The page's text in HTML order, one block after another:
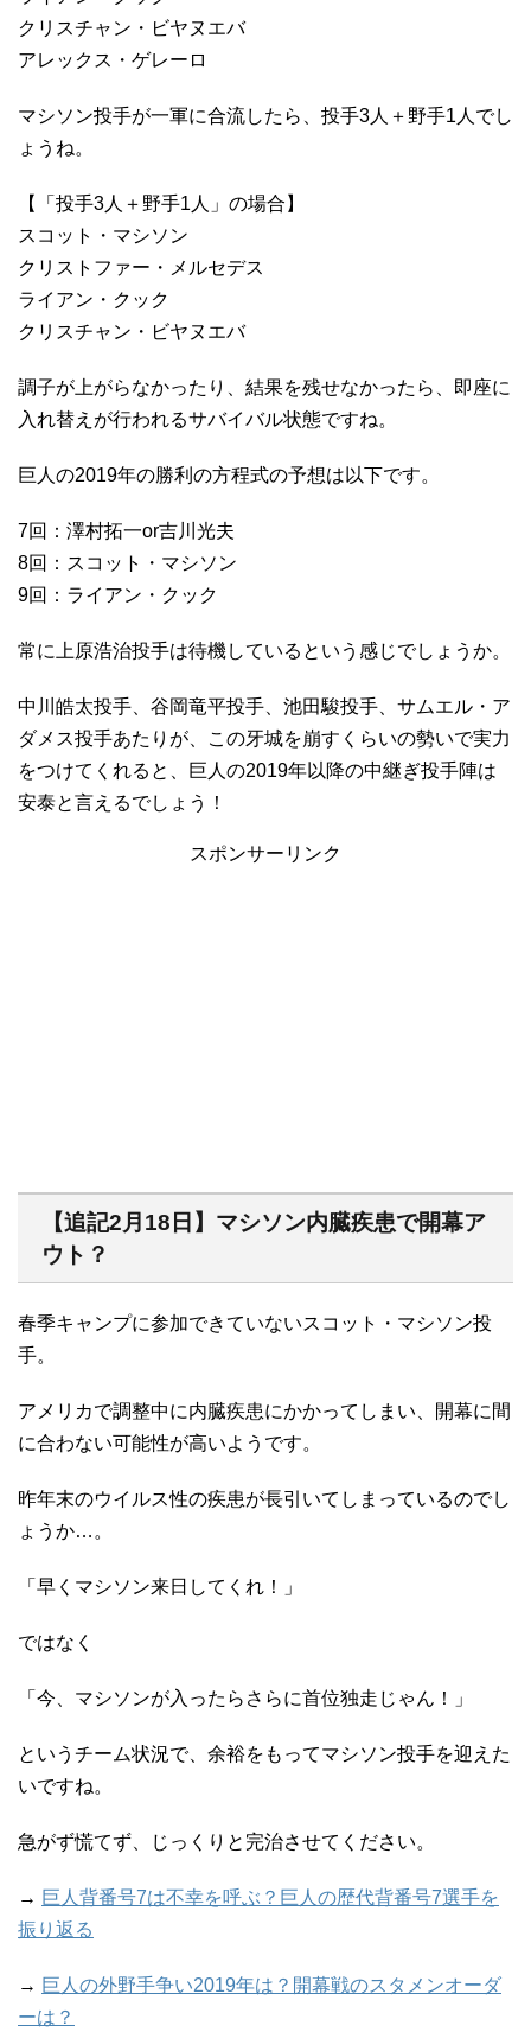
クリスチャン・ビヤヌエバ
アレックス・ゲレーロ
マシソン投手が一軍に合流したら、投手3人＋野手1人でし
ょうね。
【「投手3人＋野手1人」の場合】
スコット・マシソン
クリストファー・メルセデス
ライアン・クック
クリスチャン・ビヤヌエバ
調子が上がらなかったり、結果を残せなかったら、即座に
入れ替えが行われるサバイバル状態ですね。
巨人の2019年の勝利の方程式の予想は以下です。
7回：澤村拓一or吉川光夫
8回：スコット・マシソン
9回：ライアン・クック
常に上原浩治投手は待機しているという感じでしょうか。
中川皓太投手、谷岡竜平投手、池田駿投手、サムエル・ア
ダメス投手あたりが、この牙城を崩すくらいの勢いで実力
をつけてくれると、巨人の2019年以降の中継ぎ投手陣は
安泰と言えるでしょう！
スポンサーリンク
【追記2月18日】マシソン内臓疾患で開幕ア
ウト？
春季キャンプに参加できていないスコット・マシソン投
手。
アメリカで調整中に内臓疾患にかかってしまい、開幕に間
に合わない可能性が高いようです。
昨年末のウイルス性の疾患が長引いてしまっているのでし
ょうか…。
「早くマシソン来日してくれ！」
ではなく
「今、マシソンが入ったらさらに首位独走じゃん！」
というチーム状況で、余裕をもってマシソン投手を迎えた
いですね。
急がず慌てず、じっくりと完治させてください。
→ 巨人背番号7は不幸を呼ぶ？巨人の歴代背番号7選手を
振り返る
→ 巨人の外野手争い2019年は？開幕戦のスタメンオーダ
ーは？